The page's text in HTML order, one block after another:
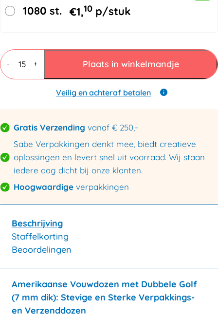
1080 st. €1,10 p/stuk
-
Vouwdozen
7
mm
BC
+ Plaats in winkelmandje
Veilig en achteraf betalen
Gratis Verzending vanaf € 250,-
Sabe Verpakkingen denkt mee, biedt creatieve
oplossingen en levert snel uit voorraad. Wij staan
iedere dag dicht bij onze klanten.
Hoogwaardige verpakkingen
Beschrijving
Staffelkorting
Beoordelingen
Amerikaanse Vouwdozen met Dubbele Golf
(7 mm dik): Stevige en Sterke Verpakkings-
en Verzenddozen